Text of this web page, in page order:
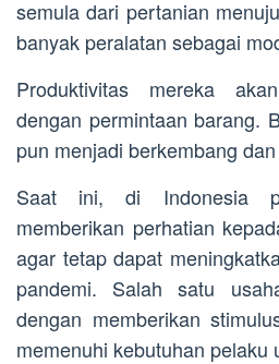
semula dari pertanian
banyak peralatan sebagai
Produktivitas mereka
dengan permintaan barang.
pun menjadi berkembang
Saat ini, di Indonesia
memberikan perhatian
agar tetap dapat
pandemi. Salah satu
dengan memberikan
memenuhi kebutuhan pelaku